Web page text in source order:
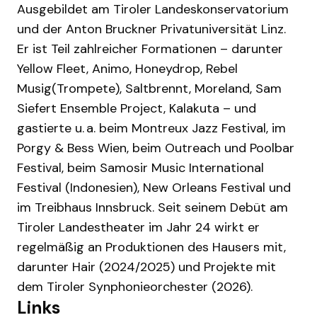
Ausgebildet am Tiroler Landeskonservatorium
und der Anton Bruckner Privatuniversität Linz.
Er ist Teil zahlreicher Formationen – darunter
Yellow Fleet, Animo, Honeydrop, Rebel
Musig(Trompete), Saltbrennt, Moreland, Sam
Siefert Ensemble Project, Kalakuta – und
gastierte u. a. beim Montreux Jazz Festival, im
Porgy & Bess Wien, beim Outreach und Poolbar
Festival, beim Samosir Music International
Festival (Indonesien), New Orleans Festival und
im Treibhaus Innsbruck. Seit seinem Debüt am
Tiroler Landestheater im Jahr 24 wirkt er
regelmäßig an Produktionen des Hausers mit,
darunter Hair (2024/2025) und Projekte mit
dem Tiroler Synphonieorchester (2026).
Links